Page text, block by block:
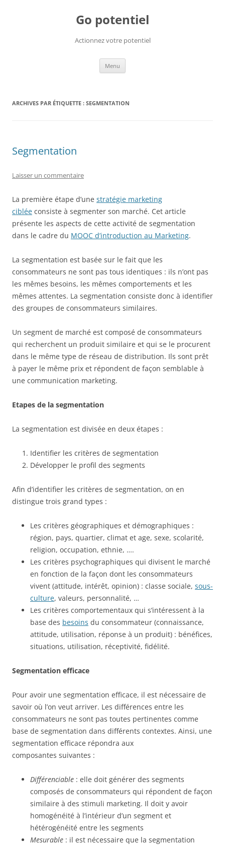
Go potentiel
Actionnez votre potentiel
Menu
ARCHIVES PAR ÉTIQUETTE : SEGMENTATION
Segmentation
Laisser un commentaire
La première étape d’une stratégie marketing
ciblée consiste à segmenter son marché. Cet article
présente les aspects de cette activité de segmentation
dans le cadre du MOOC d’introduction au Marketing.
La segmentation est basée sur le fait que les
consommateurs ne sont pas tous identiques : ils n’ont pas
les mêmes besoins, les mêmes comportements et les
mêmes attentes. La segmentation consiste donc à identifier
des groupes de consommateurs similaires.
Un segment de marché est composé de consommateurs
qui recherchent un produit similaire et qui se le procurent
dans le même type de réseau de distribution. Ils sont prêt
à payer le même prix et répondent de façon semblable à
une communication marketing.
Etapes de la segmentation
La segmentation est divisée en deux étapes :
Identifier les critères de segmentation
Développer le profil des segments
Afin d’identifier les critères de segmentation, on en
distingue trois grand types :
Les critères géographiques et démographiques :
région, pays, quartier, climat et age, sexe, scolarité,
religion, occupation, ethnie, ….
Les critères psychographiques qui divisent le marché
en fonction de la façon dont les consommateurs
vivent (attitude, intérêt, opinion) : classe sociale, sous-
culture, valeurs, personnalité, …
Les critères comportementaux qui s’intéressent à la
base des besoins du consommateur (connaissance,
attitude, utilisation, réponse à un produit) : bénéfices,
situations, utilisation, réceptivité, fidélité.
Segmentation efficace
Pour avoir une segmentation efficace, il est nécessaire de
savoir où l’on veut arriver. Les différences entre les
consommateurs ne sont pas toutes pertinentes comme
base de segmentation dans différents contextes. Ainsi, une
segmentation efficace répondra aux
composantes suivantes :
Différenciable : elle doit générer des segments
composés de consommateurs qui répondent de façon
similaire à des stimuli marketing. Il doit y avoir
homogénéité à l’intérieur d’un segment et
hétérogénéité entre les segments
Mesurable : il est nécessaire que la segmentation